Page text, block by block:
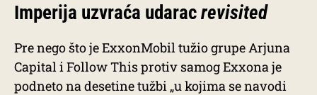
Imperija uzvraća udaracrevisited
Pre nego što je ExxonMobil tužio grupe Arjuna
Capital i Follow This protiv samog Exxona je
podneto na desetine tužbi „u kojima se navodi